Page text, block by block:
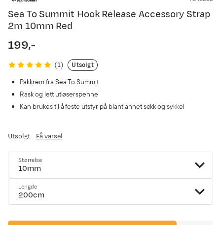
Sea To Summit Hook Release Accessory Strap
2m 10mm Red
price
199,-
(1)
Utsolgt
Pakkrem fra Sea To Summit
Rask og lett utløserspenne
Kan brukes til å feste utstyr på blant annet sekk og sykkel
Utsolgt Få varsel
Størrelse
10mm
Lengde
200cm